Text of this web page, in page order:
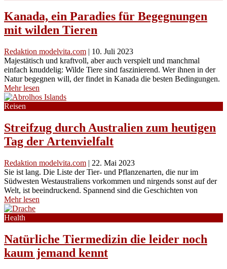
Kanada, ein Paradies für Begegnungen
mit wilden Tieren
Redaktion modelvita.com | 10. Juli 2023
Majestätisch und kraftvoll, aber auch verspielt und manchmal
einfach knuddelig: Wilde Tiere sind faszinierend. Wer ihnen in der
Natur begegnen will, der findet in Kanada die besten Bedingungen.
Mehr lesen
Reisen
Streifzug durch Australien zum heutigen
Tag der Artenvielfalt
Redaktion modelvita.com | 22. Mai 2023
Sie ist lang. Die Liste der Tier- und Pflanzenarten, die nur im
Südwesten Westaustraliens vorkommen und nirgends sonst auf der
Welt, ist beeindruckend. Spannend sind die Geschichten von
Mehr lesen
Health
Natürliche Tiermedizin die leider noch
kaum jemand kennt